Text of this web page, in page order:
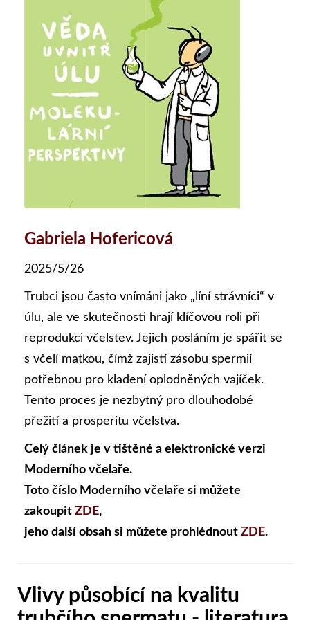
Gabriela Hofericová
2025/5/26
Trubci jsou často vnímáni jako „líní strávníci“ v
úlu, ale ve skutečnosti hrají klíčovou roli při
reprodukci včelstev. Jejich posláním je spářit se
s včelí matkou, čímž zajistí zásobu spermií
potřebnou pro kladení oplodněných vajíček.
Tento proces je nezbytný pro dlouhodobé
přežití a prosperitu včelstva.
Celý článek je v tištěné a elektronické verzi
Moderního včelaře.
Toto číslo Moderního včelaře si můžete
zakoupit ZDE,
jeho další obsah si můžete prohlédnout ZDE.
Vlivy působící na kvalitu